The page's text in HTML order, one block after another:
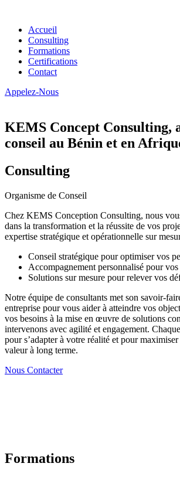
Accueil
Consulting
Formations
Certifications
Contact
Appelez-Nous
KEMS Concept Consulting,
conseil au Bénin et en
Consulting
Organisme de Conseil
Chez KEMS Conception Consulting, nous
dans la transformation et la réussite de vos
expertise stratégique et opérationnelle sur
Conseil stratégique pour optimiser vos
Accompagnement personnalisé pour
Solutions sur mesure pour relever vos
Notre équipe de consultants met son savoir-
entreprise pour vous aider à atteindre vos
vos besoins à la mise en œuvre de solutions
intervenons avec agilité et engagement.
pour s’adapter à votre réalité et pour
valeur à long terme.
Nous Contacter
Formations